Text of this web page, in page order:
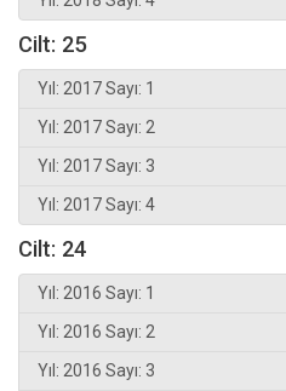
Cilt: 25
Yıl: 2017 Sayı: 1
Yıl: 2017 Sayı: 2
Yıl: 2017 Sayı: 3
Yıl: 2017 Sayı: 4
Cilt: 24
Yıl: 2016 Sayı: 1
Yıl: 2016 Sayı: 2
Yıl: 2016 Sayı: 3